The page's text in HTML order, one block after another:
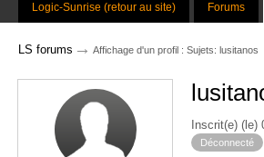
Logic-Sunrise (retour au site) Forums
LS forums → Affichage d'un profil : Sujets: lusitanos
Inscrit(e) (le)
Déconnecté